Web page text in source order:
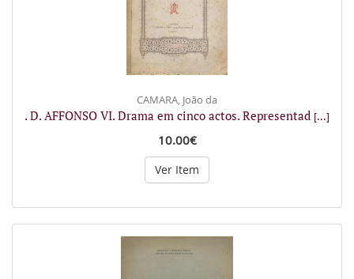
CAMARA, João da
. D. AFFONSO VI. Drama em cinco actos. Representad [...]
10.00€
Ver Item